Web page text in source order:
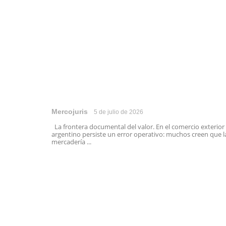
Mercojuris 5 de julio de 2026
La frontera documental del valor. En el comercio exterior
argentino persiste un error operativo: muchos creen que
mercadería ...